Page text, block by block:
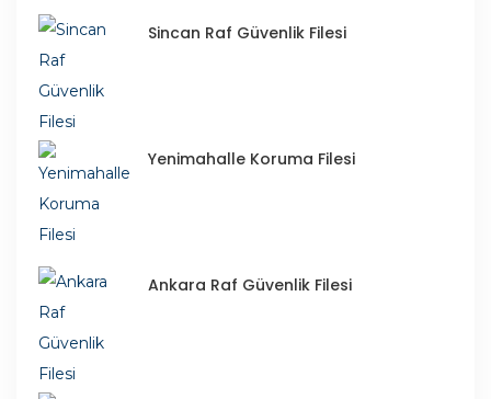
Sincan Raf Güvenlik Filesi
Yenimahalle Koruma Filesi
Ankara Raf Güvenlik Filesi